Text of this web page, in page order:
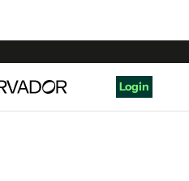
Login